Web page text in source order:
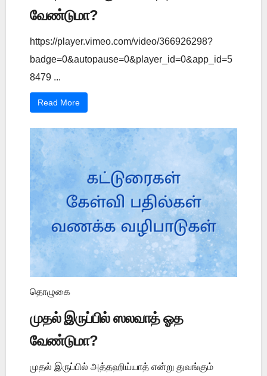
வேண்டுமா?
https://player.vimeo.com/video/366926298?
badge=0&autopause=0&player_id=0&app_id=5
8479 ...
Read More
தொழுகை
முதல் இருப்பில் ஸலவாத் ஓத
வேண்டுமா?
முதல் இருப்பில் அத்தஹிய்யாத் என்று துவங்கும்